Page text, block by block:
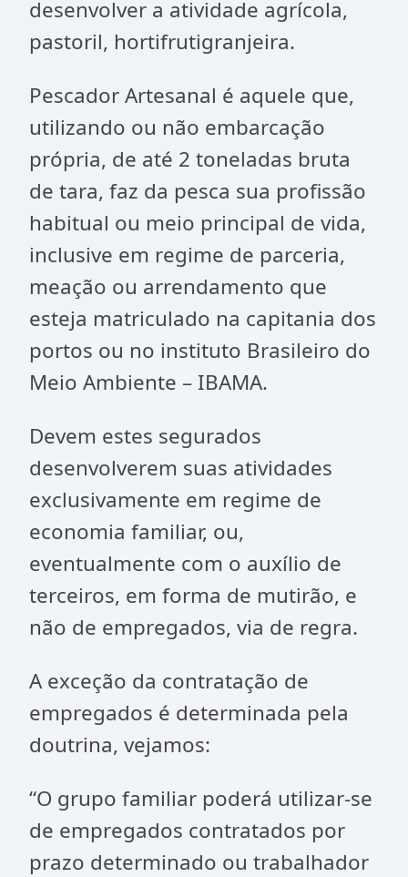
desenvolver a atividade agrícola,
pastoril, hortifrutigranjeira.
Pescador Artesanal é aquele que,
utilizando ou não embarcação
própria, de até 2 toneladas bruta
de tara, faz da pesca sua profissão
habitual ou meio principal de vida,
inclusive em regime de parceria,
meação ou arrendamento que
esteja matriculado na capitania dos
portos ou no instituto Brasileiro do
Meio Ambiente – IBAMA.
Devem estes segurados
desenvolverem suas atividades
exclusivamente em regime de
economia familiar, ou,
eventualmente com o auxílio de
terceiros, em forma de mutirão, e
não de empregados, via de regra.
A exceção da contratação de
empregados é determinada pela
doutrina, vejamos:
“O grupo familiar poderá utilizar-se
de empregados contratados por
prazo determinado ou trabalhador